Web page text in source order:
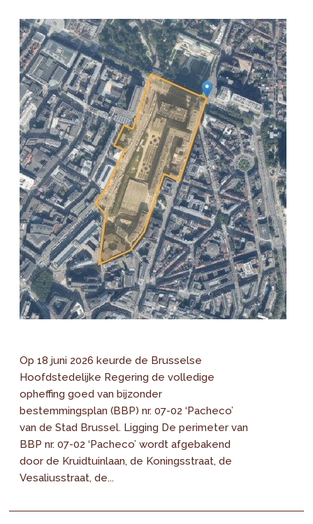
Op 18 juni 2026 keurde de Brusselse
Hoofdstedelijke Regering de volledige
opheffing goed van bijzonder
bestemmingsplan (BBP) nr. 07-02 ‘Pacheco’
van de Stad Brussel. Ligging De perimeter van
BBP nr. 07-02 ‘Pacheco’ wordt afgebakend
door de Kruidtuinlaan, de Koningsstraat, de
Vesaliusstraat, de...